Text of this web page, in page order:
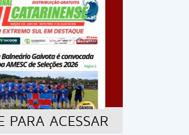
PARA ACESSAR